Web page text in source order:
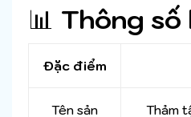
📊 Thông
Đặc điểm
Tên sản
Thảm